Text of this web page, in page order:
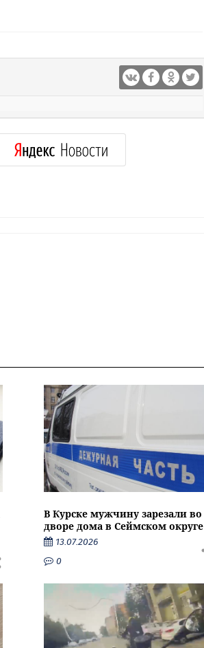
В Курске мужчину зарезали во
дворе дома в Сеймском округе
13.07.2026
0